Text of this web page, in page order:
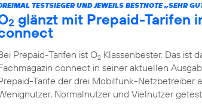
TESTSIEGER UND JEWEILS BESTNOTE „SEHR
2 glänzt mit Prepaid-Tarifen
Prepaid-Tarifen ist O2 Klassenbester. Das ist
connect in seiner aktuellen
Tarife der drei Mobilfunk-Netzbetreiber
Normalnutzer und Vielnutzer